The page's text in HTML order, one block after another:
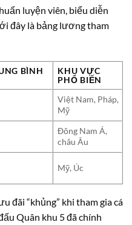
luyện viên, biểu diễn
đây là bảng lương tham
BÌNH
KHU VỰC
PHỔ BIẾN
Việt Nam, Pháp,
Mỹ
Đông Nam Á,
châu Âu
Mỹ, Úc
đãi “khủng” khi tham gia cá
Quân khu 5 đã chính